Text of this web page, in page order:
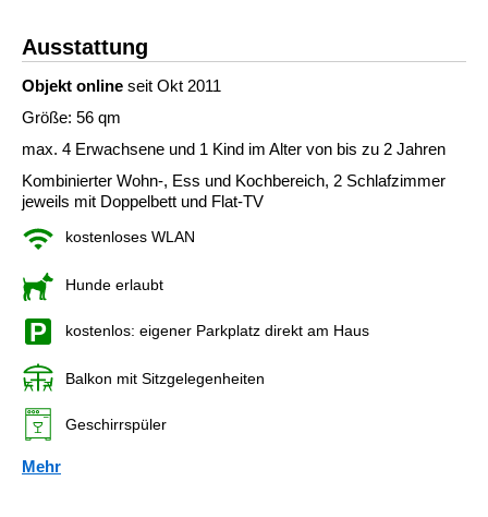
Ausstattung
Objekt online seit Okt 2011
Größe: 56 qm
max. 4 Erwachsene und 1 Kind im Alter von bis zu 2 Jahren
Kombinierter Wohn-, Ess und Kochbereich, 2 Schlafzimmer
jeweils mit Doppelbett und Flat-TV
kostenloses WLAN
Hunde erlaubt
kostenlos: eigener Parkplatz direkt am Haus
Balkon mit Sitzgelegenheiten
Geschirrspüler
Mehr